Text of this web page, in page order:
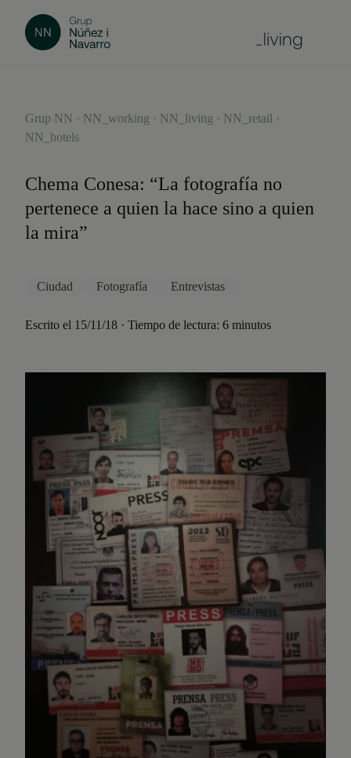
Grup NN · NN_working · NN_living · NN_retail ·
NN_hotels
Chema Conesa: “La fotografía no
pertenece a quien la hace sino a quien
la mira”
Ciudad Fotografía Entrevistas
Escrito el 15/11/18 · Tiempo de lectura: 6 minutos